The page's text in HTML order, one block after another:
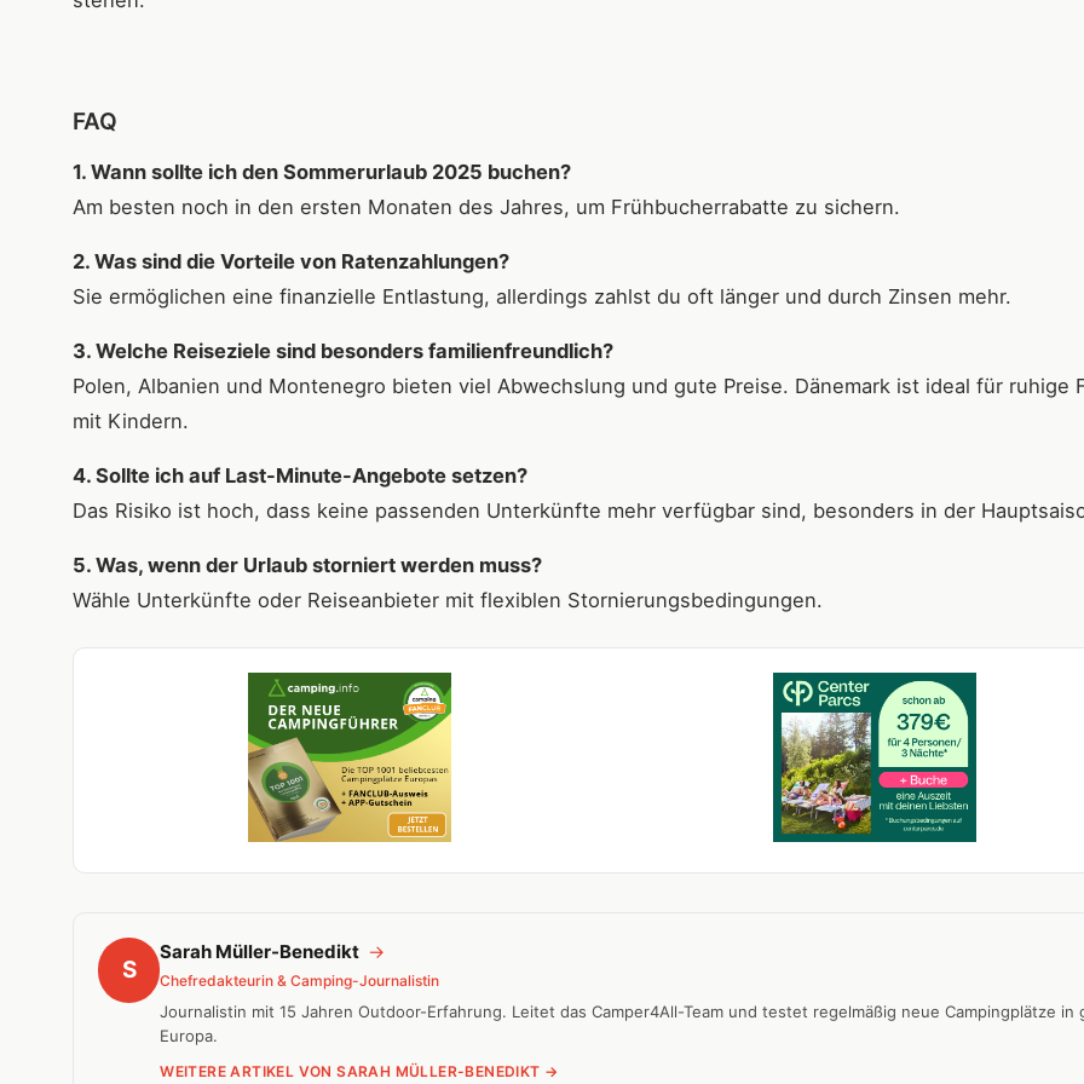
FAQ
1. Wann sollte ich den Sommerurlaub 2025 buchen?
Am besten noch in den ersten Monaten des Jahres, um Frühbucherrabatte zu sichern.
2. Was sind die Vorteile von Ratenzahlungen?
Sie ermöglichen eine finanzielle Entlastung, allerdings zahlst du oft länger und durch Zinsen mehr.
3. Welche Reiseziele sind besonders familienfreundlich?
Polen, Albanien und Montenegro bieten viel Abwechslung und gute Preise. Dänemark ist ideal für ruhige
mit Kindern.
4. Sollte ich auf Last-Minute-Angebote setzen?
Das Risiko ist hoch, dass keine passenden Unterkünfte mehr verfügbar sind, besonders in der
5. Was, wenn der Urlaub storniert werden muss?
Wähle Unterkünfte oder Reiseanbieter mit flexiblen Stornierungsbedingungen.
S
Sarah Müller-Benedikt →
Chefredakteurin & Camping-Journalistin
Journalistin mit 15 Jahren Outdoor-Erfahrung. Leitet das Camper4All-Team und testet regelmäßig neue Campingplätze in
Europa.
WEITERE ARTIKEL VON SARAH MÜLLER-BENEDIKT →